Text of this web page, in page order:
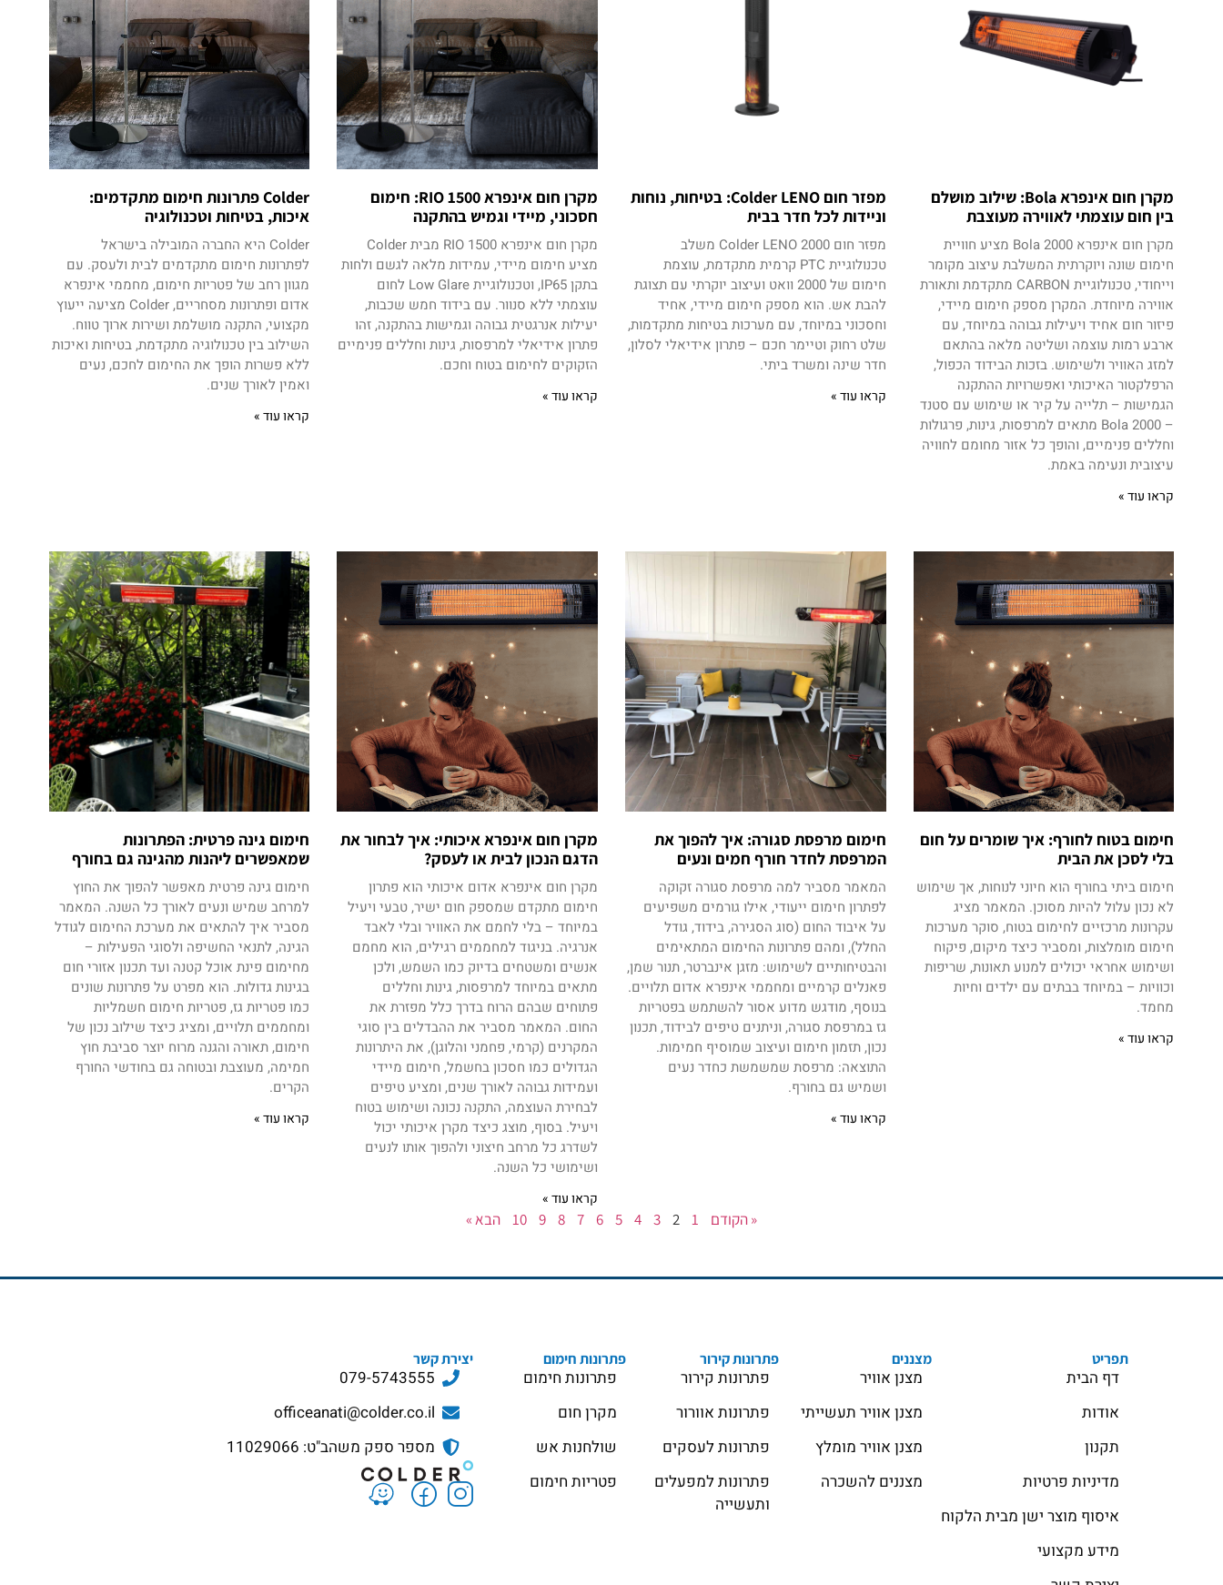
מקרן חום אינפרא Bola: שילוב מושלם
בין חום עוצמתי לאווירה מעוצבת
מקרן חום אינפרא Bola 2000 מציע חוויית
חימום שונה ויוקרתית המשלבת עיצוב מקומר
וייחודי, טכנולוגיית CARBON מתקדמת ותאורת
אווירה מיוחדת. המקרן מספק חימום מיידי,
פיזור חום אחיד ויעילות גבוהה במיוחד, עם
ארבע רמות עוצמה ושליטה מלאה בהתאם
למזג האוויר ולשימוש. בזכות הבידוד הכפול,
הרפלקטור האיכותי ואפשרויות ההתקנה
הגמישות – תלייה על קיר או שימוש עם סטנד
– Bola 2000 מתאים למרפסות, גינות, פרגולות
וחללים פנימיים, והופך כל אזור מחומם לחוויה
עיצובית ונעימה באמת.
קראו עוד »
מפזר חום Colder LENO: בטיחות, נוחות
וניידות לכל חדר בבית
מפזר חום Colder LENO 2000 משלב
טכנולוגיית PTC קרמית מתקדמת, עוצמת
חימום של 2000 וואט ועיצוב יוקרתי עם תצוגת
להבת אש. הוא מספק חימום מיידי, אחיד
וחסכוני במיוחד, עם מערכות בטיחות מתקדמות,
שלט רחוק וטיימר חכם – פתרון אידיאלי לסלון,
חדר שינה ומשרד ביתי.
קראו עוד »
מקרן חום אינפרא RIO 1500: חימום
חסכוני, מיידי וגמיש בהתקנה
מקרן חום אינפרא RIO 1500 מבית Colder
מציע חימום מיידי, עמידות מלאה לגשם ולחות
בתקן IP65, וטכנולוגיית Low Glare לחום
עוצמתי ללא סנוור. עם בידוד חמש שכבות,
יעילות אנרגטית גבוהה וגמישות בהתקנה, זהו
פתרון אידיאלי למרפסות, גינות וחללים פנימיים
הזקוקים לחימום בטוח וחכם.
קראו עוד »
Colder פתרונות חימום מתקדמים:
איכות, בטיחות וטכנולוגיה
Colder היא החברה המובילה בישראל
לפתרונות חימום מתקדמים לבית ולעסק. עם
מגוון רחב של פטריות חימום, מחממי אינפרא
אדום ופתרונות מסחריים, Colder מציעה ייעוץ
מקצועי, התקנה מושלמת ושירות ארוך טווח.
השילוב בין טכנולוגיה מתקדמת, בטיחות ואיכות
ללא פשרות הופך את החימום לחכם, נעים
ואמין לאורך שנים.
קראו עוד »
חימום בטוח לחורף: איך שומרים על חום
בלי לסכן את הבית
חימום ביתי בחורף הוא חיוני לנוחות, אך שימוש
לא נכון עלול להיות מסוכן. המאמר מציג
עקרונות מרכזיים לחימום בטוח, סוקר מערכות
חימום מומלצות, ומסביר כיצד מיקום, פיקוח
ושימוש אחראי יכולים למנוע תאונות, שריפות
וכוויות – במיוחד בבתים עם ילדים וחיות
מחמד.
קראו עוד »
חימום מרפסת סגורה: איך להפוך את
המרפסת לחדר חורף חמים ונעים
המאמר מסביר למה מרפסת סגורה זקוקה
לפתרון חימום ייעודי, אילו גורמים משפיעים
על איבוד החום (סוג הסגירה, בידוד, גודל
החלל), ומהם פתרונות החימום המתאימים
והבטיחותיים לשימוש: מזגן אינברטר, תנור שמן,
פאנלים קרמיים ומחממי אינפרא אדום תלויים.
בנוסף, מודגש מדוע אסור להשתמש בפטריות
גז במרפסת סגורה, וניתנים טיפים לבידוד, תכנון
נכון, תזמון חימום ועיצוב שמוסיף חמימות.
התוצאה: מרפסת שמשמשת כחדר נעים
ושמיש גם בחורף.
קראו עוד »
מקרן חום אינפרא איכותי: איך לבחור את
הדגם הנכון לבית או לעסק?
מקרן חום אינפרא אדום איכותי הוא פתרון
חימום מתקדם שמספק חום ישיר, טבעי ויעיל
במיוחד – בלי לחמם את האוויר ובלי לאבד
אנרגיה. בניגוד למחממים רגילים, הוא מחמם
אנשים ומשטחים בדיוק כמו השמש, ולכן
מתאים במיוחד למרפסות, גינות וחללים
פתוחים שבהם הרוח בדרך כלל מפזרת את
החום. המאמר מסביר את ההבדלים בין סוגי
המקרנים (קרמי, פחמני והלוגן), את היתרונות
הגדולים כמו חסכון בחשמל, חימום מיידי
ועמידות גבוהה לאורך שנים, ומציע טיפים
לבחירת העוצמה, התקנה נכונה ושימוש בטוח
ויעיל. בסוף, מוצג כיצד מקרן איכותי יכול
לשדרג כל מרחב חיצוני ולהפוך אותו לנעים
ושימושי כל השנה.
קראו עוד »
חימום גינה פרטית: הפתרונות
שמאפשרים ליהנות מהגינה גם בחורף
חימום גינה פרטית מאפשר להפוך את החוץ
למרחב שמיש ונעים לאורך כל השנה. המאמר
מסביר איך להתאים את מערכת החימום לגודל
הגינה, לתנאי החשיפה ולסוגי הפעילות –
מחימום פינת אוכל קטנה ועד תכנון אזורי חום
בגינות גדולות. הוא מפרט על פתרונות שונים
כמו פטריות גז, פטריות חימום חשמליות
ומחממים תלויים, ומציג כיצד שילוב נכון של
חימום, תאורה והגנה מרוח יוצר סביבת חוץ
חמימה, מעוצבת ובטוחה גם בחודשי החורף
הקרים.
קראו עוד »
« הקודם 1
2
3
4
5
6
7
8
9
10 הבא »
תפריט
דף הבית
אודות
תקנון
מדיניות פרטיות
איסוף מוצר ישן מבית הלקוח
מידע מקצועי
מצננים
מצנן אוויר
מצנן אוויר תעשייתי
מצנן אוויר מומלץ
מצננים להשכרה
פתרונות קירור
פתרונות קירור
פתרונות אוורור
פתרונות לעסקים
פתרונות למפעלים
ותעשייה
פתרונות חימום
פתרונות חימום
מקרן חום
שולחנות אש
פטריות חימום
יצירת קשר
079-5743555
officeanati@colder.co.il
מספר ספק משהב"ט: 11029066